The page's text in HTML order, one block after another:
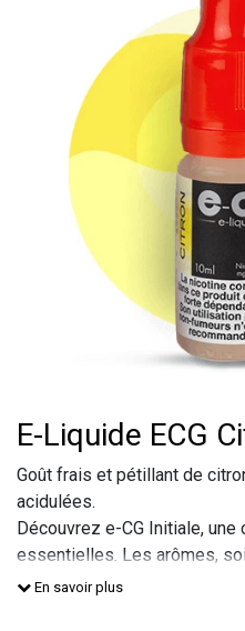
e-Liquide ECG
Goût frais et pétillant de
acidulées.
Découvrez e-CG Initiale,
essentielles. Les arômes,
parmi les meilleurs de
En savoir plus